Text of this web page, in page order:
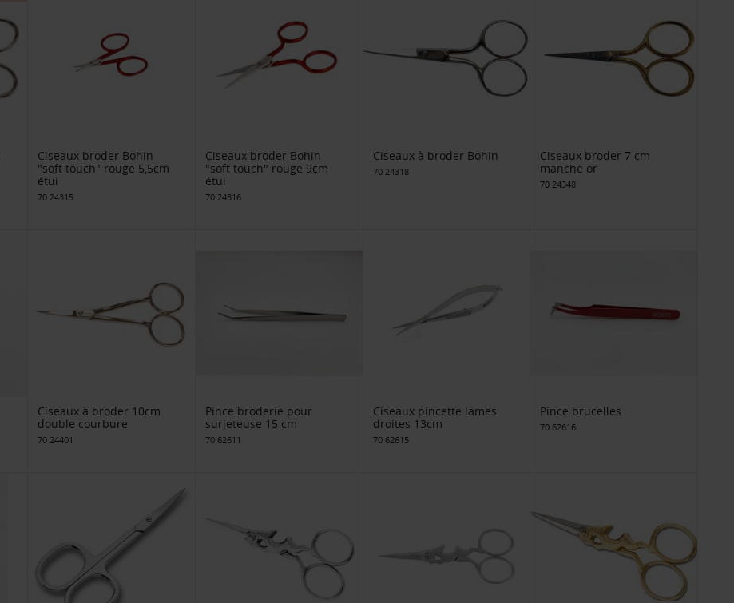
Ciseaux broder Bohin
"soft touch" rouge 5,5cm
étui
70 24315
Ciseaux broder Bohin
"soft touch" rouge 9cm
étui
70 24316
Ciseaux à broder Bohin
70 24318
Ciseaux broder 7 cm
manche or
70 24348
Ciseaux à broder 10cm
double courbure
70 24401
Pince broderie pour
surjeteuse 15 cm
70 62611
Ciseaux pincette lames
droites 13cm
70 62615
Pince brucelles
70 62616